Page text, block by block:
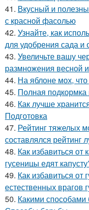
41. Вкусный и
с красной фасолью
42. Узнайте, как
для удобрения сада и
43. Увеличьте вашу
размножения весной
44. На яблоне мох,
45. Полная
46. Как лучше
Подготовка
47. Рейтинг тяжелых
составлялся рейтинг
48. Как избавиться от
гусеницы едят
49. Как избавиться от
естественных врагов
50. Какими способами